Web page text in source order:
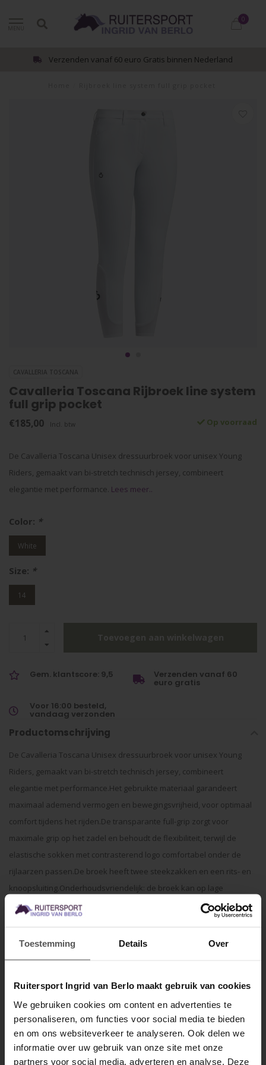
Toestemming Details Over
Ruitersport Ingrid van Berlo maakt gebruik van cookies
We gebruiken cookies om content en advertenties te
personaliseren, om functies voor social media te bieden
en om ons websiteverkeer te analyseren. Ook delen we
informatie over uw gebruik van onze site met onze
partners voor social media, adverteren en analyse. Deze
0
Verzenden vanaf 60 euro Gratis binnen Nederland
CAVALLERIA TOSCANA
Cavalleria Toscana Rijbroek line system
full grip pocket
€185,00 Incl. btw Op voorraad
De Cavalleria Toscana Unisex dressuurbroek voor unisex Young
Riders, gemaakt van bi-stretch technisch jersey, combineert
elegantie met performance. Lees meer..
Color: *
White
Size: *
14
Gem. klantscore: 9,5 Verzenden vanaf 60
euro gratis
Voor 16:00 besteld,
vandaag verzonden
Productomschrijving
De Cavalleria Toscana Unisex dressuurbroek voor unisex Young
Riders, gemaakt van bi-stretch technisch jersey, combineert
elegantie met performance.Het gebruikte materiaal garandeert
maximaal ademend vermogen en bewegingsvrijheid, voor optimaal
comfort tijdens het rijden.De transparante full-grip zorgt voor
maximale grip op het zadel en behoudt de flexibiliteit, terwijl de
elastische sokken met contrasterend logo comfortabel onder de
rijlaarzen passen.De broek heeft twee steekzakken en een rits- en
knoopsluiting.Onderhoudsvriendelijk: de broek kan op lage
temperaturen worden gewassen en droogt snel.
• Snel drogend
Specificaties
MELD JE AAN VOOR
10% KORTING